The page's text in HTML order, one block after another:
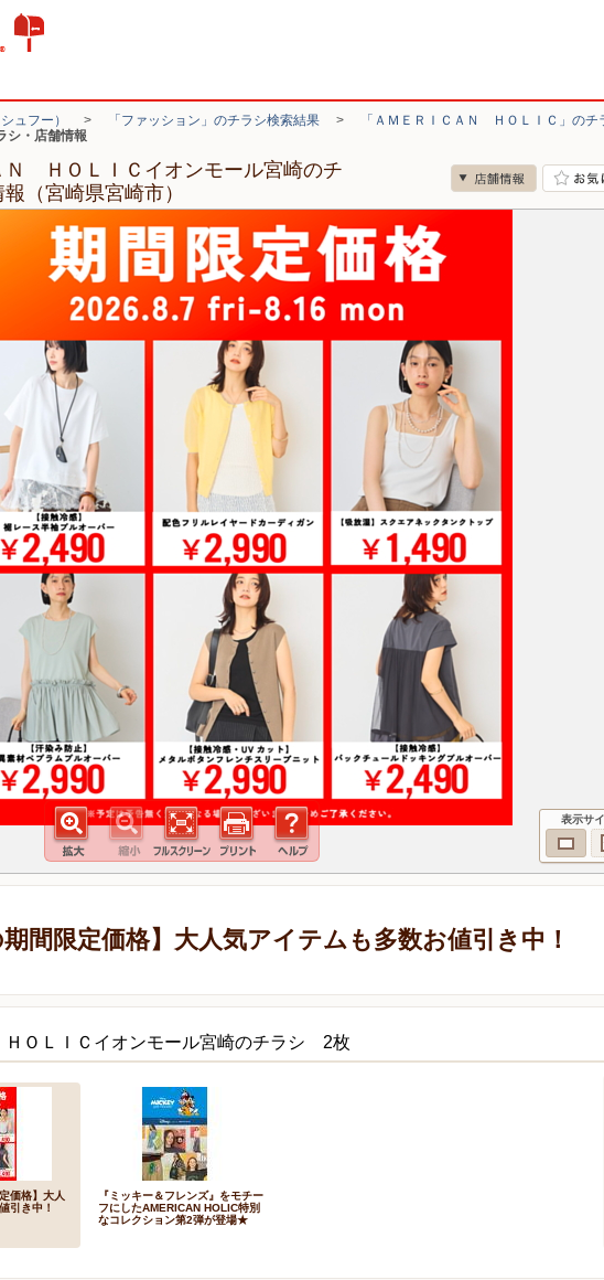
ュフー） > 「ファッション」のチラシ検索結果 > 「ＡＭＥＲＩＣＡＮ ＨＯＬＩＣ」のチ
シ・店舗情報
Ｎ ＨＯＬＩＣイオンモール宮崎のチ
（宮崎県宮崎市）
表示サ
期間限定価格】大人気アイテムも多数お値引き中！
ＯＬＩＣイオンモール宮崎のチラシ 2枚
価格】大人
引き中！
『ミッキー＆フレンズ』をモチー
フにしたAMERICAN HOLIC特別
なコレクション第2弾が登場★